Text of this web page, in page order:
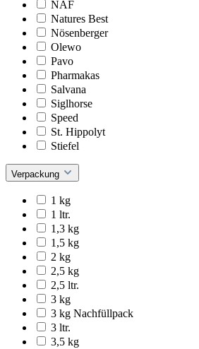
NAF
Natures Best
Nösenberger
Olewo
Pavo
Pharmakas
Salvana
Siglhorse
Speed
St. Hippolyt
Stiefel
Verpackung
1 kg
1 ltr.
1,3 kg
1,5 kg
2 kg
2,5 kg
2,5 ltr.
3 kg
3 kg Nachfüllpack
3 ltr.
3,5 kg